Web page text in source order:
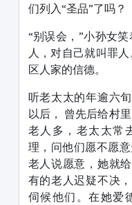
们列入“圣品”了吗？
“别误会，”小孙女
人，对自己就叫罪
区人家的信德。
听老太太的年逾六
以后， 曾先后给村
老人多，老太太常
理，问他们愿不愿
老人说愿意，她就
有的老人迟疑不决
伺候他们。在她爱